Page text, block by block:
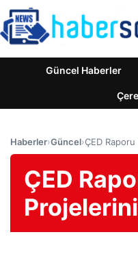
Güncel Haberler
Haberler›Güncel›ÇED
ÇED